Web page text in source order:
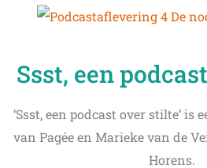
Ssst, een
‘Ssst, een podcast over stilte’ is
van Pagée en Marieke van de
Horens.